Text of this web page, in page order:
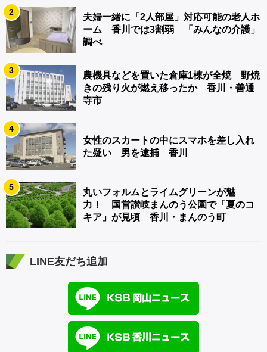
2
夫婦一緒に「2人部屋」対応可能の老人ホ
ーム 香川では3割弱 「みんなの介護」
調べ
3
農機具などを置いた倉庫1棟が全焼 野焼
きの残り火が燃え移ったか 香川・善通
寺市
4
女性のスカートの中にスマホを差し入れ
た疑い 男を逮捕 香川
5
丸いフォルムとライムグリーンが魅
力！ 国営讃岐まんのう公園で「夏のコ
キア」が見頃 香川・まんのう町
LINE友だち追加